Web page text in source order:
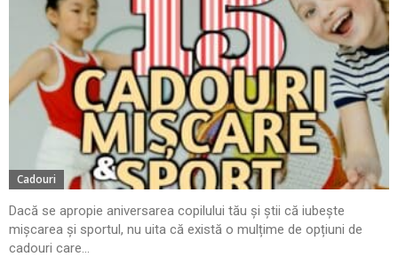
Cadouri
Dacă se apropie aniversarea copilului tău și știi că iubește
mișcarea și sportul, nu uita că există o mulțime de opțiuni de
cadouri care...